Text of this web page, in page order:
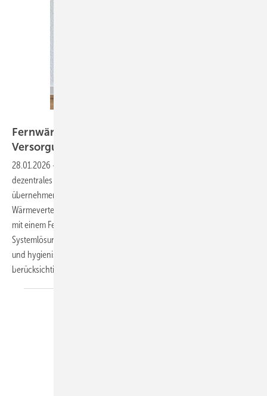
Fernwärme intelligent verteilt: Dezentrale
Versorgung im
28.01.2026 -
dezentrales Versorgungskonzept mit Wohnungsstationen. Diese
übernehmen in den einzelnen Wohneinheiten sowohl die
Wärmeverteilung als auch die Warmwasserbereitung. In Verbindung
mit einem Fernwärmeanschluss entsteht eine kompakte
Systemlösung, die den technischen Aufwand reduziert
und hygienische Anforderungen an die Trinkwassererwärmung
berücksichtigt.